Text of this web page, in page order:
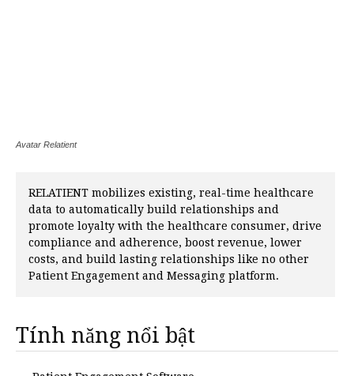
Avatar Relatient
RELATIENT mobilizes existing, real-time healthcare
data to automatically build relationships and
promote loyalty with the healthcare consumer, drive
compliance and adherence, boost revenue, lower
costs, and build lasting relationships like no other
Patient Engagement and Messaging platform.
Tính năng nổi bật